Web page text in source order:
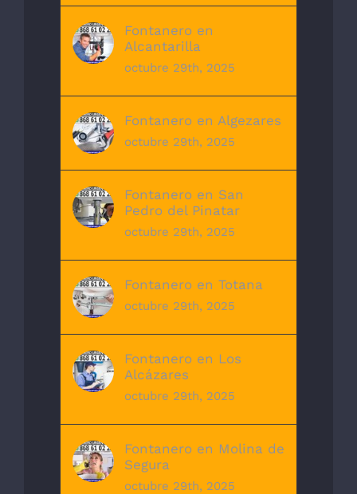
Fontanero en
Alcantarilla
octubre 29th, 2025
Fontanero en Algezares
octubre 29th, 2025
Fontanero en San
Pedro del Pinatar
octubre 29th, 2025
Fontanero en Totana
octubre 29th, 2025
Fontanero en Los
Alcázares
octubre 29th, 2025
Fontanero en Molina de
Segura
octubre 29th, 2025